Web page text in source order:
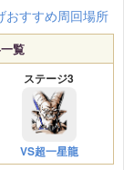
おすすめ周回場所
覧
ステージ3
VS超一星龍